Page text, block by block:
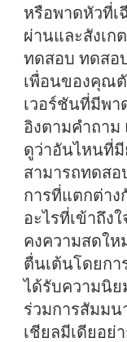
หรือพาดหัวที่
ผ่านและสังเก
ทดสอบ ทดสอ
เพื่อนของคุณ
เวอร์ชันที่มีพา
อิงตามคำถาม
ดูว่าอันไหนที่
สามารถทดส
การที่แตกต่าง
อะไรที่เข้าถึง
คงความสดให
ตื่นเต้นโดยกา
ได้รับความนิย
ร่วมการสัมมน
เชียลมีเดียอย่